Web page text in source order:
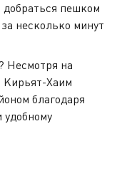
пешком
несколько минут
Несмотря на
Кирьят-Хаим
благодаря
удобному